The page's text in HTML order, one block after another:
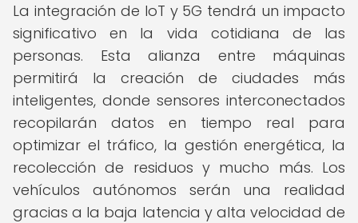
La integración de IoT y 5G tendrá un impacto
significativo en la vida cotidiana de las
personas. Esta alianza entre máquinas
permitirá la creación de ciudades más
inteligentes, donde sensores interconectados
recopilarán datos en tiempo real para
optimizar el tráfico, la gestión energética, la
recolección de residuos y mucho más. Los
vehículos autónomos serán una realidad
gracias a la baja latencia y alta velocidad de